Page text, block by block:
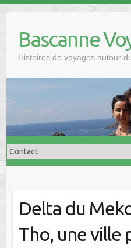
contentBascanne
Histoires de voyages autour
Delta du
Tho, une ville